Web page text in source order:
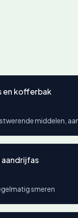
en kofferbak
middelen,
smeren